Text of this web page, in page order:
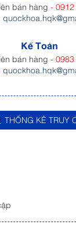
bán hàng -
Kế Toán
bán hàng -
THỐNG KÊ TRUY